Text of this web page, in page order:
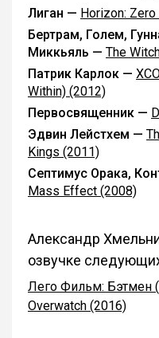
Лиган — Horizon:
Бертрам, Голем,
Миккьяль — The
Патрик Карлок —
Within) (2012)
Первосвященник —
Эдвин Лейстхем —
Kings (2011)
Септимус Орака,
Mass Effect (2008)
Александр
озвучке
Лего Фильм: Бэтмен
Overwatch (2016)